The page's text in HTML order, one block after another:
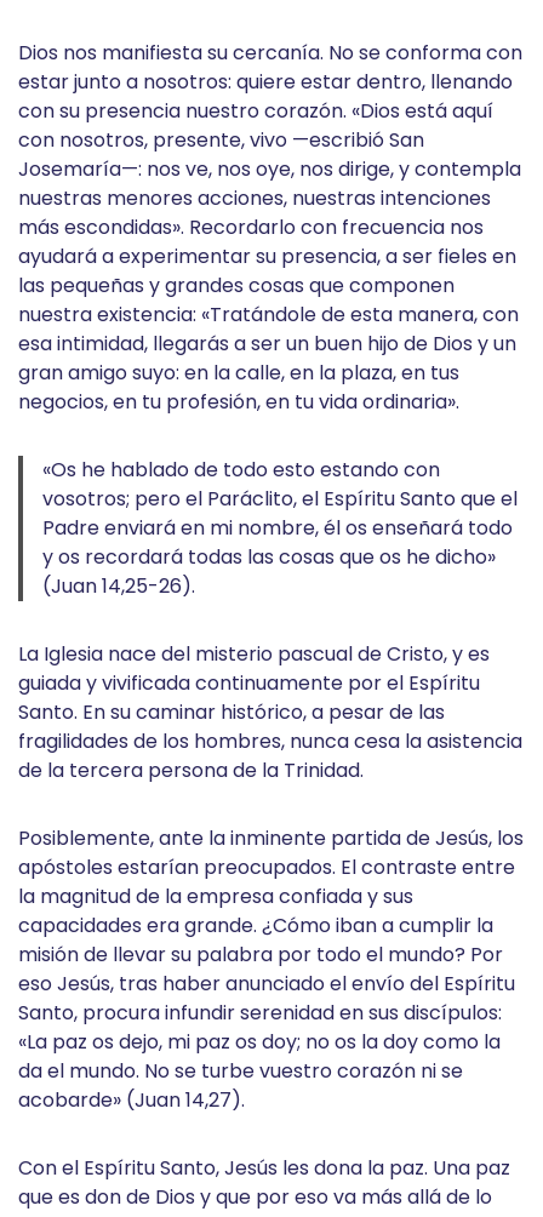
Dios nos manifiesta su cercanía. No se conforma con
estar junto a nosotros: quiere estar dentro, llenando
con su presencia nuestro corazón. «Dios está aquí
con nosotros, presente, vivo —escribió San
Josemaría—: nos ve, nos oye, nos dirige, y contempla
nuestras menores acciones, nuestras intenciones
más escondidas». Recordarlo con frecuencia nos
ayudará a experimentar su presencia, a ser fieles en
las pequeñas y grandes cosas que componen
nuestra existencia: «Tratándole de esta manera, con
esa intimidad, llegarás a ser un buen hijo de Dios y un
gran amigo suyo: en la calle, en la plaza, en tus
negocios, en tu profesión, en tu vida ordinaria».
«Os he hablado de todo esto estando con
vosotros; pero el Paráclito, el Espíritu Santo que el
Padre enviará en mi nombre, él os enseñará todo
y os recordará todas las cosas que os he dicho»
(Juan 14,25-26).
La Iglesia nace del misterio pascual de Cristo, y es
guiada y vivificada continuamente por el Espíritu
Santo. En su caminar histórico, a pesar de las
fragilidades de los hombres, nunca cesa la asistencia
de la tercera persona de la Trinidad.
Posiblemente, ante la inminente partida de Jesús, los
apóstoles estarían preocupados. El contraste entre
la magnitud de la empresa confiada y sus
capacidades era grande. ¿Cómo iban a cumplir la
misión de llevar su palabra por todo el mundo? Por
eso Jesús, tras haber anunciado el envío del Espíritu
Santo, procura infundir serenidad en sus discípulos:
«La paz os dejo, mi paz os doy; no os la doy como la
da el mundo. No se turbe vuestro corazón ni se
acobarde» (Juan 14,27).
Con el Espíritu Santo, Jesús les dona la paz. Una paz
que es don de Dios y que por eso va más allá de lo